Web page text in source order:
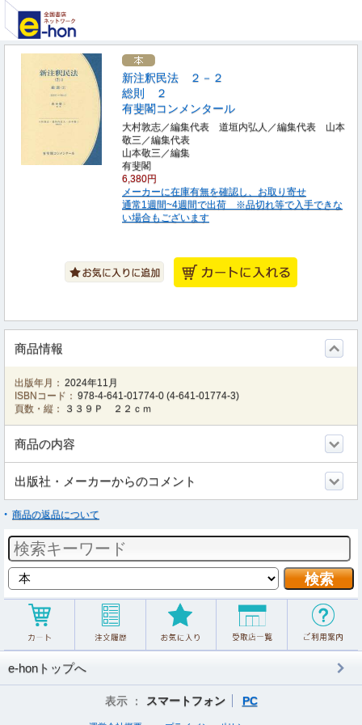
新注釈民法 ２－２
総則 ２
有斐閣コンメンタール
大村敦志／編集代表 道垣内弘人／編集代表 山本
敬三／編集代表
山本敬三／編集
有斐閣
6,380円
メーカーに在庫有無を確認し、お取り寄せ
通常1週間~4週間で出荷 ※品切れ等で入手できな
い場合もございます
商品情報
出版年月： 2024年11月
ISBNコード： 978-4-641-01774-0 (4-641-01774-3)
頁数・縦：
３３９Ｐ ２２ｃｍ
商品の内容
出版社・メーカーからのコメント
商品の返品について
e-honトップへ
表示 ： スマートフォン PC